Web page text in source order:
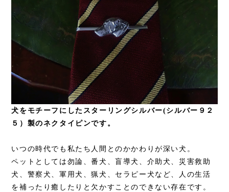
犬をモチーフにしたスターリングシルバー(シルバー９２
５）製のネクタイピンです。
いつの時代でも私たち人間とのかかわりが深い犬。
ペットとしては勿論、番犬、盲導犬、介助犬、災害救助
犬、警察犬、軍用犬、猟犬、セラピー犬など、人の生活
を補ったり癒したりと欠かすことのできない存在です。